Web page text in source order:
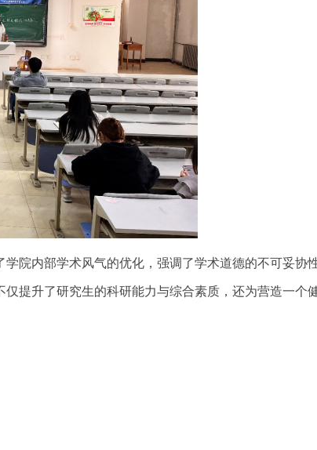
院内部学术风气的优化，强调了学术道德的不可妥协
提升了研究生的科研能力与综合素质，还为营造一个